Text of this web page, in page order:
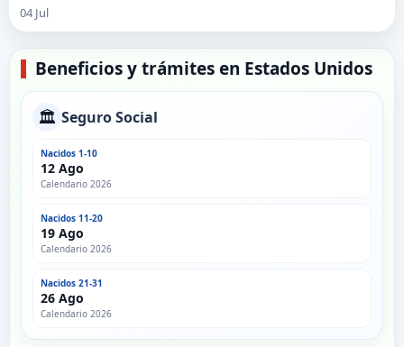
04 Jul
Beneficios y trámites en Estados Unidos
🏛️ Seguro Social
Nacidos 1-10
12 Ago
Calendario 2026
Nacidos 11-20
19 Ago
Calendario 2026
Nacidos 21-31
26 Ago
Calendario 2026